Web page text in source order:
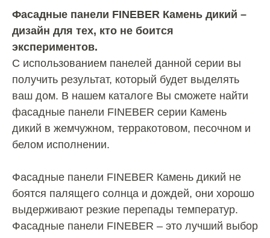
Фасадные панели FINEBER Камень дикий –
дизайн для тех, кто не боится
экспериментов.
С использованием панелей данной серии вы
получить результат, который будет выделять
ваш дом. В нашем каталоге Вы сможете найти
фасадные панели FINEBER серии Камень
дикий в жемчужном, терракотовом, песочном и
белом исполнении.
Фасадные панели FINEBER Камень дикий не
боятся палящего солнца и дождей, они хорошо
выдерживают резкие перепады температур.
Фасадные панели FINEBER – это лучший выбор